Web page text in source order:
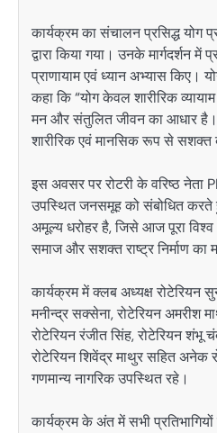
कार्यक्रम का संचालन प्रसिद्ध योग
द्वारा किया गया। उनके मार्गदर्शन में
प्राणायाम एवं ध्यान अभ्यास किए।
कहा कि “योग केवल शारीरिक
मन और संतुलित जीवन का आधार है।
शारीरिक एवं मानसिक रूप से सशक्त
इस अवसर पर रोटरी के वरिष्ठ नेता
उपस्थित जनसमूह को संबोधित करते
अमूल्य धरोहर है, जिसे आज पूरा
समाज और सशक्त राष्ट्र निर्माण का
कार्यक्रम में क्लब अध्यक्ष रोटेरियन
मनीन्द्र सक्सेना, रोटेरियन अमरीश
रोटेरियन रंजीत सिंह, रोटेरियन शंभू
रोटेरियन शिवेंद्र माथुर सहित अनेक
गणमान्य नागरिक उपस्थित रहे।
कार्यक्रम के अंत में सभी